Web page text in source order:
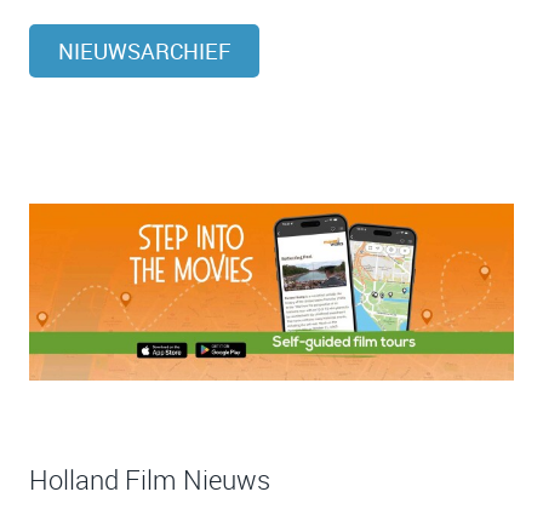
NIEUWSARCHIEF
Holland Film Nieuws